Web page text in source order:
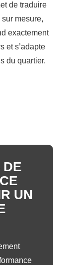
de traduire
mesure,
exactement
et s’adapte
du quartier.
DE
UN